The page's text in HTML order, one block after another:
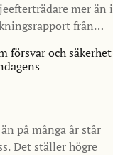
mer än i
från
ökade investeringar
försvar och säkerhet
på många år står
Det ställer högre